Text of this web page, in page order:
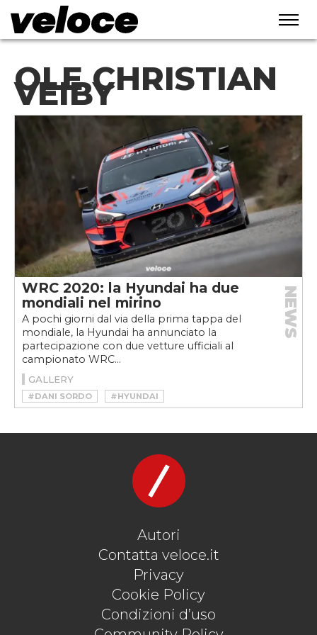
OLE CHRISTIAN
VEIBY
WRC 2020: la Hyundai ha due
mondiali nel mirino
A pochi giorni dal via della prima tappa del
mondiale, la Hyundai ha annunciato la
partecipazione con due vetture ufficiali al
campionato WRC...
NEWS
GALLERY
#DANI SORDO
#HYUNDAI
#HYUNDAI I20 WRC
#OTT TÄNAK
#REDGREY TEAM
#TANAK
#WRC
Autori
Contatta veloce.it
Privacy
Cookie Policy
Condizioni d’uso